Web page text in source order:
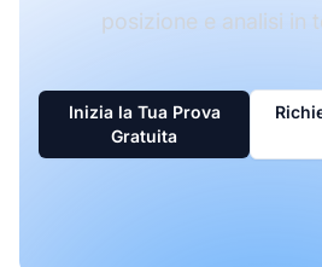
posizione e analisi in
Inizia la Tua Prova
Gratuita